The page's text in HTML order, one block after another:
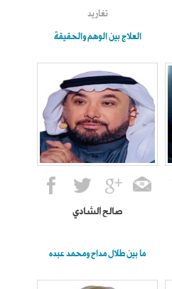
تغاريد
العلاج بين الوهم والحقيقة
صالح الشادي
ما بين طلال مداح ومحمد عبده